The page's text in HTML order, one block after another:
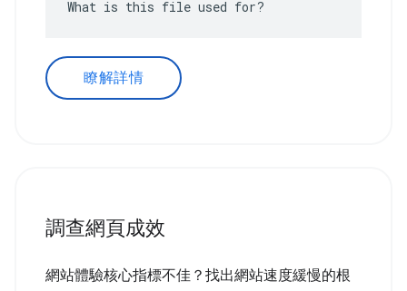
What is this file used for?
瞭解詳情
調查網頁成效
網站體驗核心指標不佳？找出網站速度緩慢的根